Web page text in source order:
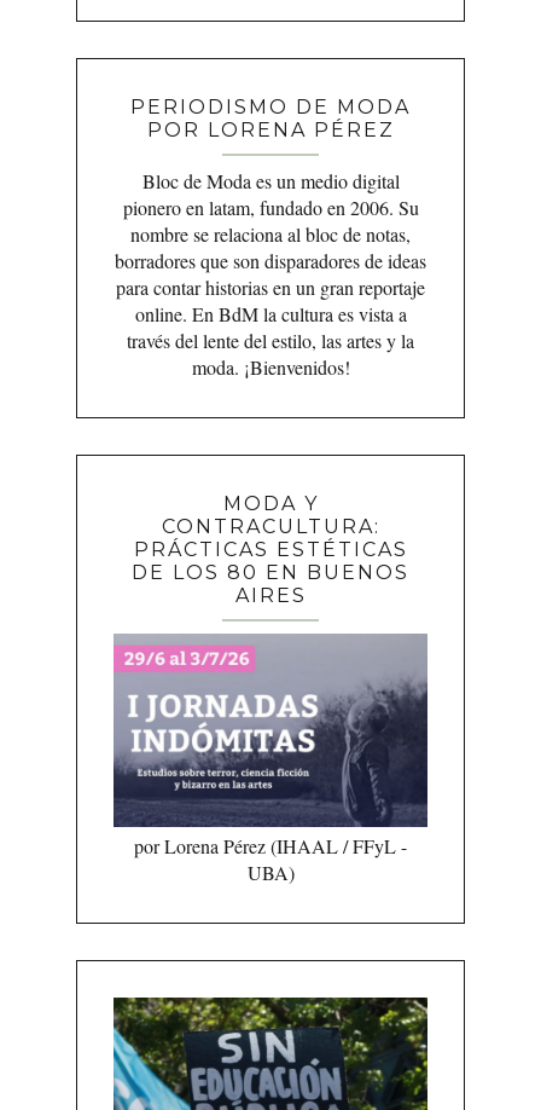
PERIODISMO DE MODA
POR LORENA PÉREZ
Bloc de Moda es un medio digital
pionero en latam, fundado en 2006. Su
nombre se relaciona al bloc de notas,
borradores que son disparadores de ideas
para contar historias en un gran reportaje
online. En BdM la cultura es vista a
través del lente del estilo, las artes y la
moda. ¡Bienvenidos!
MODA Y
CONTRACULTURA:
PRÁCTICAS ESTÉTICAS
DE LOS 80 EN BUENOS
AIRES
por Lorena Pérez (IHAAL / FFyL -
UBA)